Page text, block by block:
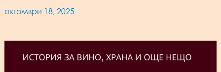
октомври 18, 2025